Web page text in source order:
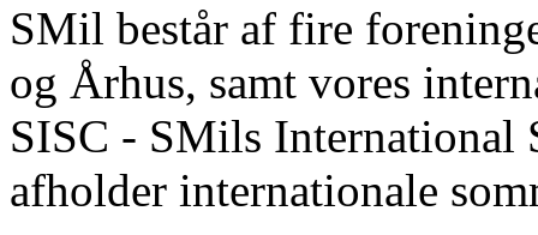
SMil består af fire
og Århus, samt vores
SISC - SMils International
afholder internationale